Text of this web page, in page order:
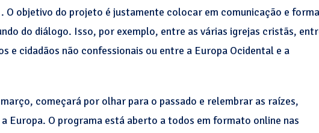
O objetivo do projeto é justamente colocar em comunicação e
do diálogo. Isso, por exemplo, entre as várias igrejas cristãs,
e cidadãos não confessionais ou entre a Europa Ocidental e a
começará por olhar para o passado e relembrar as raízes,
Europa. O programa está aberto a todos em formato online nas